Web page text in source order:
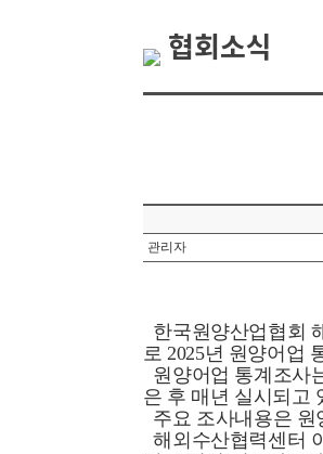
협회소식
관리자
한국원양산업협회
로2025년 원양어업
원양어업 통계조사
은 후 매년 실시되고
주요 조사내용은 원
해외수산협력센터